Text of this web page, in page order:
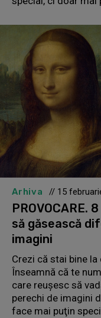
Arhiva // 15
PROVOCARE.
să găsească
imagini
Crezi că stai bine
Înseamnă că te
care reuşesc să
perechi de imagini
face mai puţin